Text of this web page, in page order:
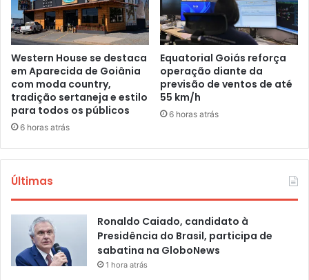
Western House se destaca
em Aparecida de Goiânia
com moda country,
tradição sertaneja e estilo
para todos os públicos
6 horas atrás
Equatorial Goiás reforça
operação diante da
previsão de ventos de até
55 km/h
6 horas atrás
Últimas
Ronaldo Caiado, candidato à
Presidência do Brasil, participa de
sabatina na GloboNews
1 hora atrás